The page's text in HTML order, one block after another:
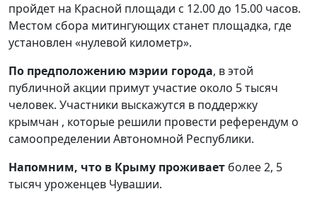
пройдет на Красной площади с 12.00 до 15.00 часов.
Местом сбора митингующих станет площадка, где
установлен «нулевой километр».
По предположению мэрии города, в этой
публичной акции примут участие около 5 тысяч
человек. Участники выскажутся в поддержку
крымчан , которые решили провести референдум о
самоопределении Автономной Республики.
Напомним, что в Крыму проживает более 2, 5
тысяч уроженцев Чувашии.